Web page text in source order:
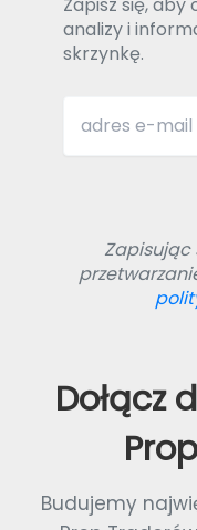
Zapisz się,
analizy i
skrzynkę.
Zapisując
Dołącz
Budujemy